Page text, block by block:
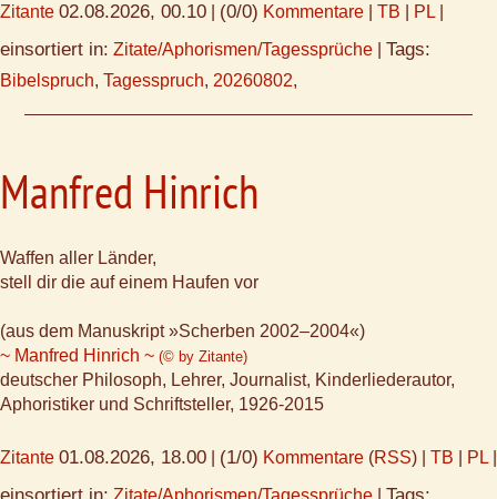
Zitante 02.08.2026, 00.10 (0/0) Kommentare TB PL
einsortiert in: Zitate/Aphorismen/Tagessprüche Tags:
Bibelspruch, Tagesspruch, 20260802,
Manfred Hinrich
Waffen aller Länder,
stell dir die auf einem Haufen vor
(aus dem Manuskript »Scherben 2002–2004«)
~ Manfred Hinrich ~ (© by Zitante)
deutscher Philosoph, Lehrer, Journalist, Kinderliederautor,
Aphoristiker und Schriftsteller, 1926-2015
Zitante 01.08.2026, 18.00 (1/0) Kommentare (RSS) | TB PL